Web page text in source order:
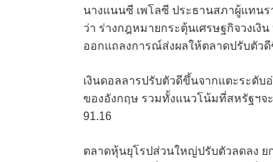
นางแนนซี เพโลซี ประธานสภาผู้แทน
ว่า ร่างกฎหมายกระตุ้นเศรษฐกิจวงเงิ
ออกแถลงการณ์ส่งผลให้ตลาดปรับตัว
เงินดอลลารปรับตัวดีขึ้นจากแตะระดั
ของอังกฤษ รวมทั้งแนวโน้มที่สหรัฐฯจ
91.16
ตลาดหุ้นยุโรปส่วนใหญ่ปรับตัวลดลง